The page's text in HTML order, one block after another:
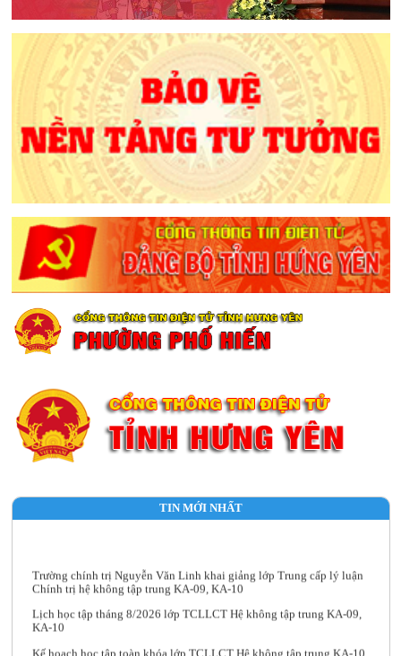
TIN MỚI NHẤT
Chính trị hệ không tập trung KA-09, KA-10
Lịch học tập tháng 8/2026 lớp TCLLCT Hệ không tập trung KA-09,
KA-10